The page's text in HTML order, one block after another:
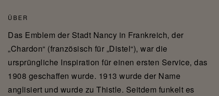
ÜBER
Das Emblem der Stadt Nancy in Frankreich, der
„Chardon“ (französisch für „Distel“), war die
ursprüngliche Inspiration für einen ersten Service, das
1908 geschaffen wurde. 1913 wurde der Name
anglisiert und wurde zu Thistle. Seitdem funkelt es